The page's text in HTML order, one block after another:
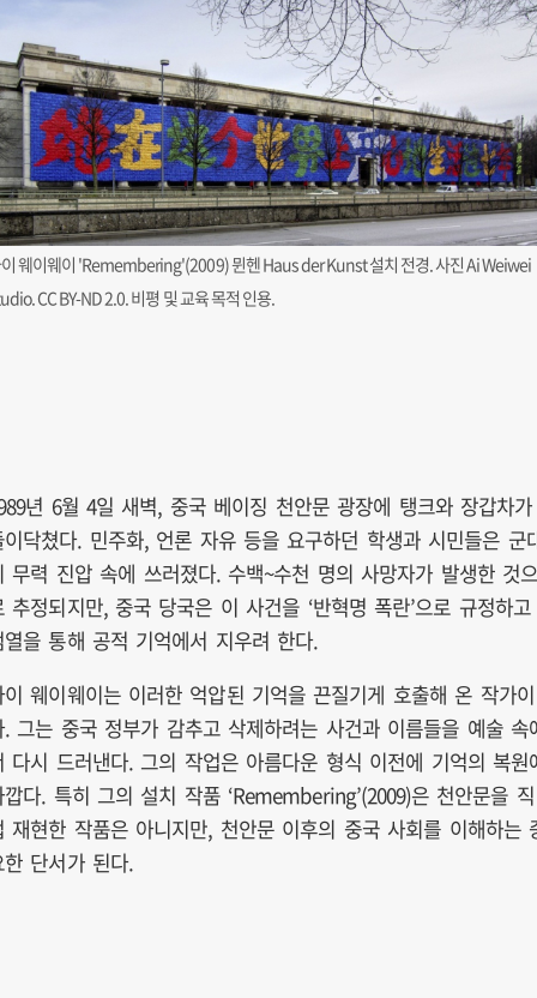
웨이웨이 'Remembering'(2009) 뮌헨 Haus der Kunst 설치 전경. 사진 Ai Weiwei
CC BY-ND 2.0. 비평 및 교육 목적 인용.
년 6월 4일 새벽, 중국 베이징 천안문 광장에 탱크와 장갑차가
이닥쳤다. 민주화, 언론 자유 등을 요구하던 학생과 시민들은 군
무력 진압 속에 쓰러졌다. 수백~수천 명의 사망자가 발생한 것으
추정되지만, 중국 당국은 이 사건을 ‘반혁명 폭란’으로 규정하고
열을 통해 공적 기억에서 지우려 한다.
이 웨이웨이는 이러한 억압된 기억을 끈질기게 호출해 온 작가이
. 그는 중국 정부가 감추고 삭제하려는 사건과 이름들을 예술 속
다시 드러낸다. 그의 작업은 아름다운 형식 이전에 기억의 복원
깝다. 특히 그의 설치 작품 ‘Remembering’(2009)은 천안문을 직
재현한 작품은 아니지만, 천안문 이후의 중국 사회를 이해하는
한 단서가 된다.